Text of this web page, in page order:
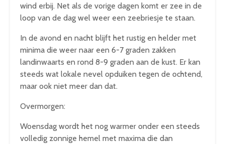
wind erbij. Net als de vorige dagen komt er zee in de
loop van de dag wel weer een zeebriesje te staan.
In de avond en nacht blijft het rustig en helder met
minima die weer naar een 6-7 graden zakken
landinwaarts en rond 8-9 graden aan de kust. Er kan
steeds wat lokale nevel opduiken tegen de ochtend,
maar ook niet meer dan dat.
Overmorgen:
Woensdag wordt het nog warmer onder een steeds
volledig zonnige hemel met maxima die dan